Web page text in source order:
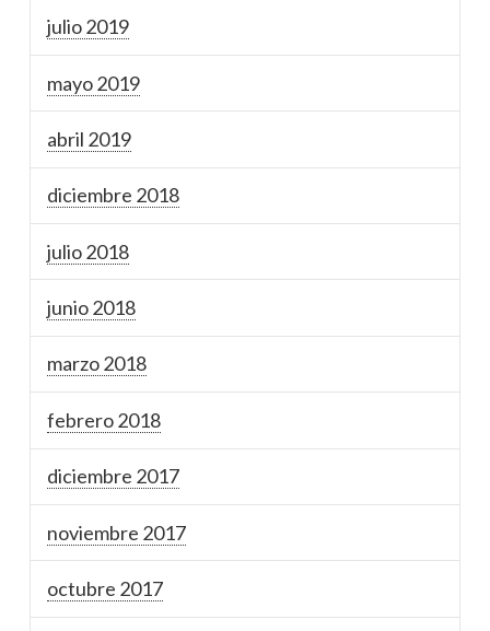
julio 2019
mayo 2019
abril 2019
diciembre 2018
julio 2018
junio 2018
marzo 2018
febrero 2018
diciembre 2017
noviembre 2017
octubre 2017